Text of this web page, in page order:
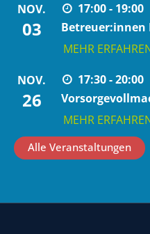
NOV.
03
17:00 - 19:00
Betreuer:innen
MEHR
NOV.
26
17:30 - 20:00
MEHR
Alle Veranstaltungen